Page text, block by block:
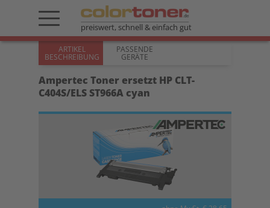
preiswert, schnell & einfach gut
ARTIKEL
BESCHREIBUNG
PASSENDE
GERÄTE
Ampertec Toner ersetzt HP CLT-
C404S/ELS ST966A cyan